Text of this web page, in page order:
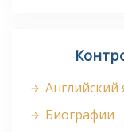
Английский
Биографии